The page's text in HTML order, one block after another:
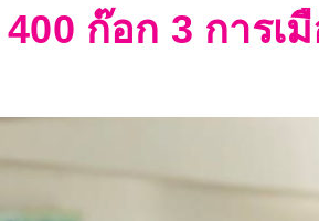
ก๊อก 3 การเ